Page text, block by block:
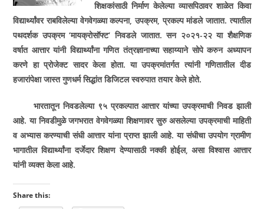
शिक्षकांसाठी निर्माण केलेल्या व्यासपिठावर शाळेत किवा
विद्यार्थ्यांवर राबविलेल्या वेगवेगळ्या कल्पना,उपक्रम,प्रकल्प मांडले जातात. त्यातील
पथदर्शक उपक्रम‘मायक्रोसॉफ्ट‘निवडले जातात. सन २०२१-२२ या शैक्षणिक
वर्षात आत्तार यांनी विद्यार्थ्यांना गणित तंत्रज्ञानाच्या सहाय्याने सोपे करुन अध्यापन
करणे हा प्रोजेक्ट सादर केला होता. या उपक्रमांतर्गत त्यांनी गणितातील दीड
हजारांपेक्षा जास्त गुणधर्म सिद्धांत डिजिटल स्वरुपात तयार केले होते.
भारतातून निवडलेल्या ९५ प्रकल्पात आत्तार यांच्या उपक्रमाची निवड झाली
आहे. या निवडीमुळे जगभरात वेगवेगळ्या शिक्षणावर सुरु असलेल्या उपक्रमाची माहिती
व अभ्यास करण्याची संधी आत्तार यांना प्राप्त झाली आहे. या संधीचा उपयोग ग्रामीण
भागातील विद्यार्थ्यांना दर्जेदार शिक्षण देण्यासाठी नक्की होईल,असा विश्वास आत्तार
यांनी व्यक्त केला आहे.
Share this: